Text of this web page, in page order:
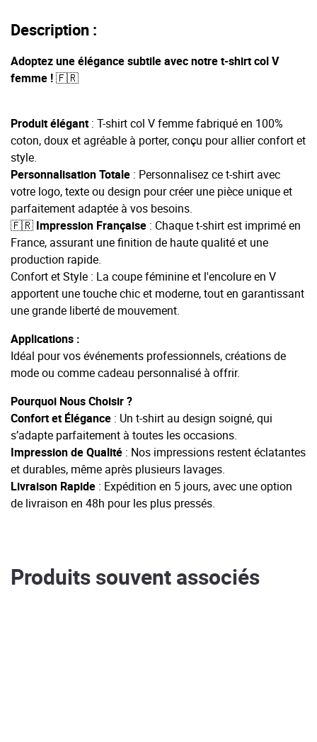
Description :
Adoptez une élégance subtile avec notre t-shirt col V
femme ! 🇫🇷
Produit élégant: T-shirt col V femme fabriqué en 100%
coton, doux et agréable à porter, conçu pour allier confort et
style.
Personnalisation Totale : Personnalisez ce t-shirt avec
votre logo, texte ou design pour créer une pièce unique et
parfaitement adaptée à vos besoins.
🇫🇷 Impression Française : Chaque t-shirt est imprimé en
France, assurant une finition de haute qualité et une
production rapide.
Confort et Style : La coupe féminine et l'encolure en V
apportent une touche chic et moderne, tout en garantissant
une grande liberté de mouvement.
Applications :
Idéal pour vos événements professionnels, créations de
mode ou comme cadeau personnalisé à offrir.
Pourquoi Nous Choisir ?
Confort et Élégance : Un t-shirt au design soigné, qui
s’adapte parfaitement à toutes les occasions.
Impression de Qualité : Nos impressions restent éclatantes
et durables, même après plusieurs lavages.
Livraison Rapide : Expédition en 5 jours, avec une option
de livraison en 48h pour les plus pressés.
Produits souvent associés